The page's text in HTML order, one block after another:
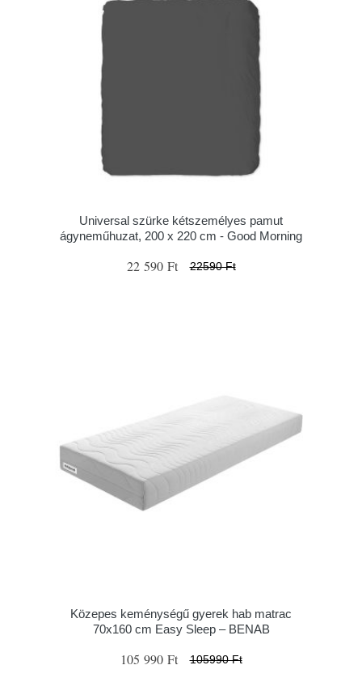
Universal szürke kétszemélyes pamut
ágyneműhuzat, 200 x 220 cm - Good Morning
22 590 Ft 22590 Ft
Közepes keménységű gyerek hab matrac
70x160 cm Easy Sleep – BENAB
105 990 Ft 105990 Ft